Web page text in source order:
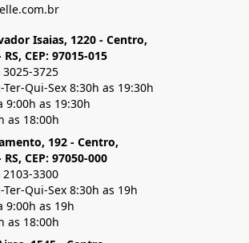
Isaias, 1220 - Centro,
CEP: 97015-015
3725
Qui-Sex 8:30h as 19:30h
9:00h as 19:30h
as 18:00h
192 - Centro,
CEP: 97050-000
3300
Qui-Sex 8:30h as 19h
9:00h as 19h
as 18:00h